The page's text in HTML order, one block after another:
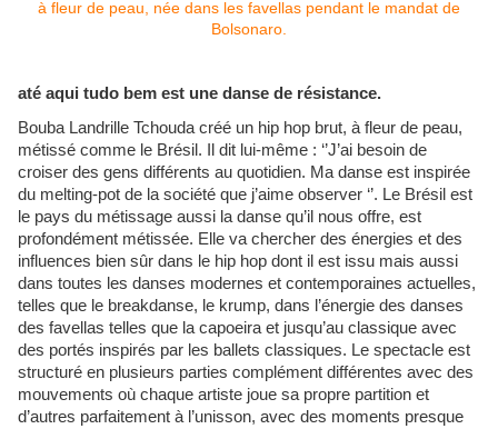
até aqui tudo bem est une danse de résistance.
Bouba Landrille Tchouda créé un hip hop brut, à fleur de peau,
métissé comme le Brésil. Il dit lui-même : ‘’J’ai besoin de
croiser des gens différents au quotidien. Ma danse est inspirée
du melting-pot de la société que j’aime observer ‘’. Le Brésil est
le pays du métissage aussi la danse qu’il nous offre, est
profondément métissée. Elle va chercher des énergies et des
influences bien sûr dans le hip hop dont il est issu mais aussi
dans toutes les danses modernes et contemporaines actuelles,
telles que le breakdanse, le krump, dans l’énergie des danses
des favellas telles que la capoeira et jusqu’au classique avec
des portés inspirés par les ballets classiques. Le spectacle est
structuré en plusieurs parties complément différentes avec des
mouvements où chaque artiste joue sa propre partition et
d’autres parfaitement à l’unisson, avec des moments presque